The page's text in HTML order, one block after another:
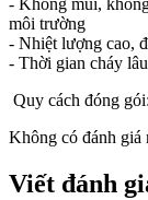
- Không mùi,
môi trường
- Nhiệt lượng cao,
- Thời gian cháy lâu
Quy cách đóng
Không có đánh giá
Viết đánh